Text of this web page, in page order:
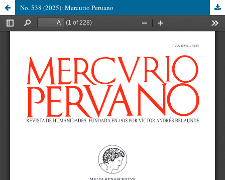
No. 538 (2025): Mercurio Peruano